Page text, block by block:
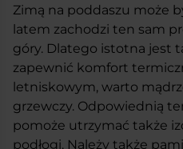
Zimą na poddaszu może
latem zachodzi ten sam
góry. Dlatego istotna jest
zapewnić komfort
letniskowym, warto
grzewczy. Odpowiednią
pomoże utrzymać także
podłogi. Należy także